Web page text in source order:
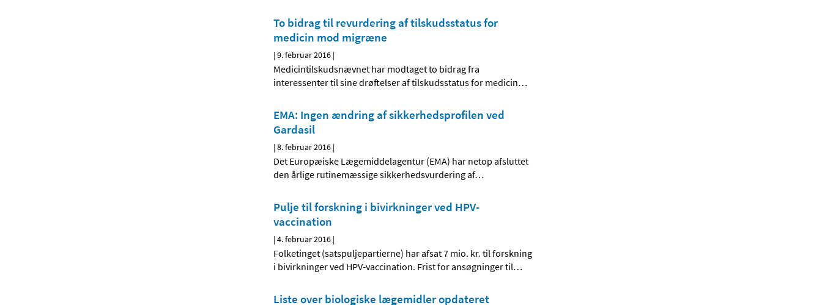
To bidrag til revurdering af tilskudsstatus for
medicin mod migræne
|9. februar 2016 |
Medicintilskudsnævnet har modtaget to bidrag fra
interessenter til sine drøftelser af tilskudsstatus for medicin…
EMA: Ingen ændring af sikkerhedsprofilen ved
Gardasil
|8. februar 2016 |
Det Europæiske Lægemiddelagentur (EMA) har netop afsluttet
den årlige rutinemæssige sikkerhedsvurdering af…
Pulje til forskning i bivirkninger ved HPV-
vaccination
|4. februar 2016 |
Folketinget (satspuljepartierne) har afsat 7 mio. kr. til forskning
i bivirkninger ved HPV-vaccination. Frist for ansøgninger til…
Liste over biologiske lægemidler opdateret